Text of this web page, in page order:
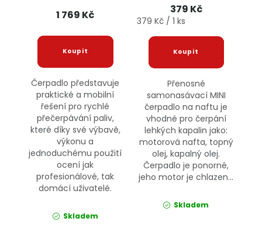
1 769 Kč
Čerpadlo představuje
praktické a mobilní
řešení pro rychlé
přečerpávání paliv,
které díky své výbavě,
výkonu a
jednoduchému použití
ocení jak
profesionálové, tak
domácí uživatelé.
Skladem
379 Kč
Měrná cena:
379 Kč / 1 ks
Přenosné
samonasávací MINI
čerpadlo na naftu je
vhodné pro čerpání
lehkých kapalin jako:
motorová nafta, topný
olej, kapalný olej.
Čerpadlo je ponorné,
jeho motor je chlazen...
Skladem